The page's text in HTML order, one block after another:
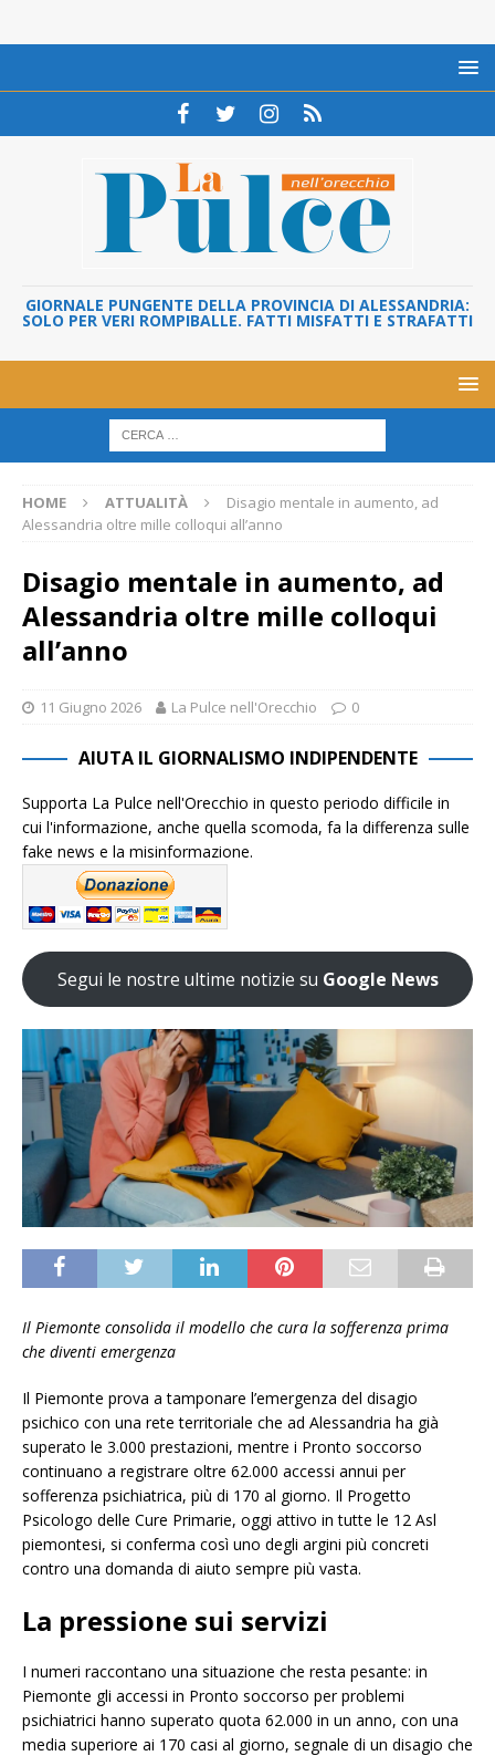
GIORNALE PUNGENTE DELLA PROVINCIA DI ALESSANDRIA:
SOLO PER VERI ROMPIBALLE. FATTI MISFATTI E STRAFATTI
HOME ATTUALITÀ
Disagio mentale in aumento, ad
Alessandria oltre mille colloqui all’anno
Disagio mentale in aumento, ad
Alessandria oltre mille colloqui
all’anno
11 Giugno 2026 La Pulce nell'Orecchio 0
AIUTA IL GIORNALISMO INDIPENDENTE
Supporta La Pulce nell'Orecchio in questo periodo difficile in
cui l'informazione, anche quella scomoda, fa la differenza sulle
fake news e la misinformazione.
Segui le nostre ultime notizie su Google News
Il Piemonte consolida il modello che cura la sofferenza prima
che diventi emergenza
Il Piemonte prova a tamponare l’emergenza del disagio
psichico con una rete territoriale che ad Alessandria ha già
superato le 3.000 prestazioni, mentre i Pronto soccorso
continuano a registrare oltre 62.000 accessi annui per
sofferenza psichiatrica, più di 170 al giorno. Il Progetto
Psicologo delle Cure Primarie, oggi attivo in tutte le 12 Asl
piemontesi, si conferma così uno degli argini più concreti
contro una domanda di aiuto sempre più vasta.
La pressione sui servizi
I numeri raccontano una situazione che resta pesante: in
Piemonte gli accessi in Pronto soccorso per problemi
psichiatrici hanno superato quota 62.000 in un anno, con una
media superiore ai 170 casi al giorno, segnale di un disagio che